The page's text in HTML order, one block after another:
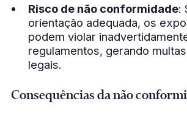
Risco de não conformidade:
orientação adequada, os
podem violar
regulamentos, gerando
legais.
Consequências da não